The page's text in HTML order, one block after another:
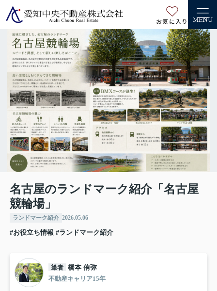
お気に入り MENU
名古屋のランドマーク紹介「名古屋
競輪場」
ランドマーク紹介 2026.05.06
#お役立ち情報 #ランドマーク紹介
筆者 橋本 侑弥
不動産キャリア15年